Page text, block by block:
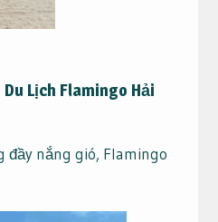
Lịch Flamingo Hải
đầy nắng gió, Flamingo